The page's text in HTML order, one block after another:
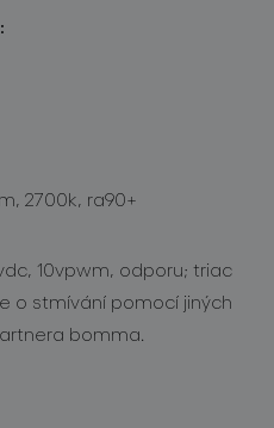
2700k, ra90+
10vpwm, odporu; triac
o stmívání pomocí jiných
bomma.